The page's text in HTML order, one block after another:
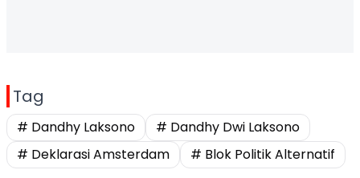
Tag
# Dandhy Laksono
# Dandhy Dwi Laksono
# Deklarasi Amsterdam
# Blok Politik Alternatif